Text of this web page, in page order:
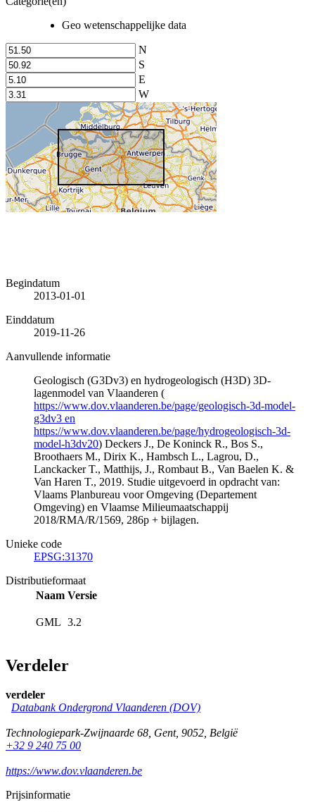
Geo wetenschappelijke data
N
S
E
W
Begindatum
2013-01-01
Einddatum
2019-11-26
Aanvullende informatie
Geologisch (G3Dv3) en hydrogeologisch (H3D) 3D-
lagenmodel van Vlaanderen (
https://www.dov.vlaanderen.be/page/geologisch-3d-model-
g3dv3 en
https://www.dov.vlaanderen.be/page/hydrogeologisch-3d-
model-h3dv20) Deckers J., De Koninck R., Bos S.,
Broothaers M., Dirix K., Hambsch L., Lagrou, D.,
Lanckacker T., Matthijs, J., Rombaut B., Van Baelen K. &
Van Haren T., 2019. Studie uitgevoerd in opdracht van:
Vlaams Planbureau voor Omgeving (Departement
Omgeving) en Vlaamse Milieumaatschappij
2018/RMA/R/1569, 286p + bijlagen.
Unieke code
EPSG:31370
Distributieformaat
Naam Versie
GML 3.2
Verdeler
verdeler
Databank Ondergrond Vlaanderen (DOV)
Technologiepark-Zwijnaarde 68, Gent, 9052, België
+32 9 240 75 00
https://www.dov.vlaanderen.be
Prijsinformatie